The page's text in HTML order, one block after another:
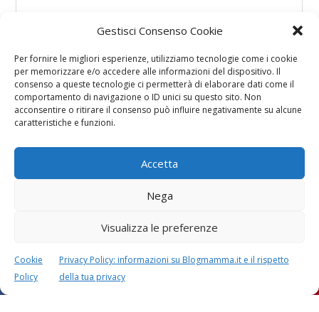
Gestisci Consenso Cookie
Per fornire le migliori esperienze, utilizziamo tecnologie come i cookie
per memorizzare e/o accedere alle informazioni del dispositivo. Il
consenso a queste tecnologie ci permetterà di elaborare dati come il
comportamento di navigazione o ID unici su questo sito. Non
acconsentire o ritirare il consenso può influire negativamente su alcune
caratteristiche e funzioni.
Accetta
Nega
Visualizza le preferenze
Cookie
Policy
Privacy Policy: informazioni su Blogmamma.it e il rispetto
della tua privacy